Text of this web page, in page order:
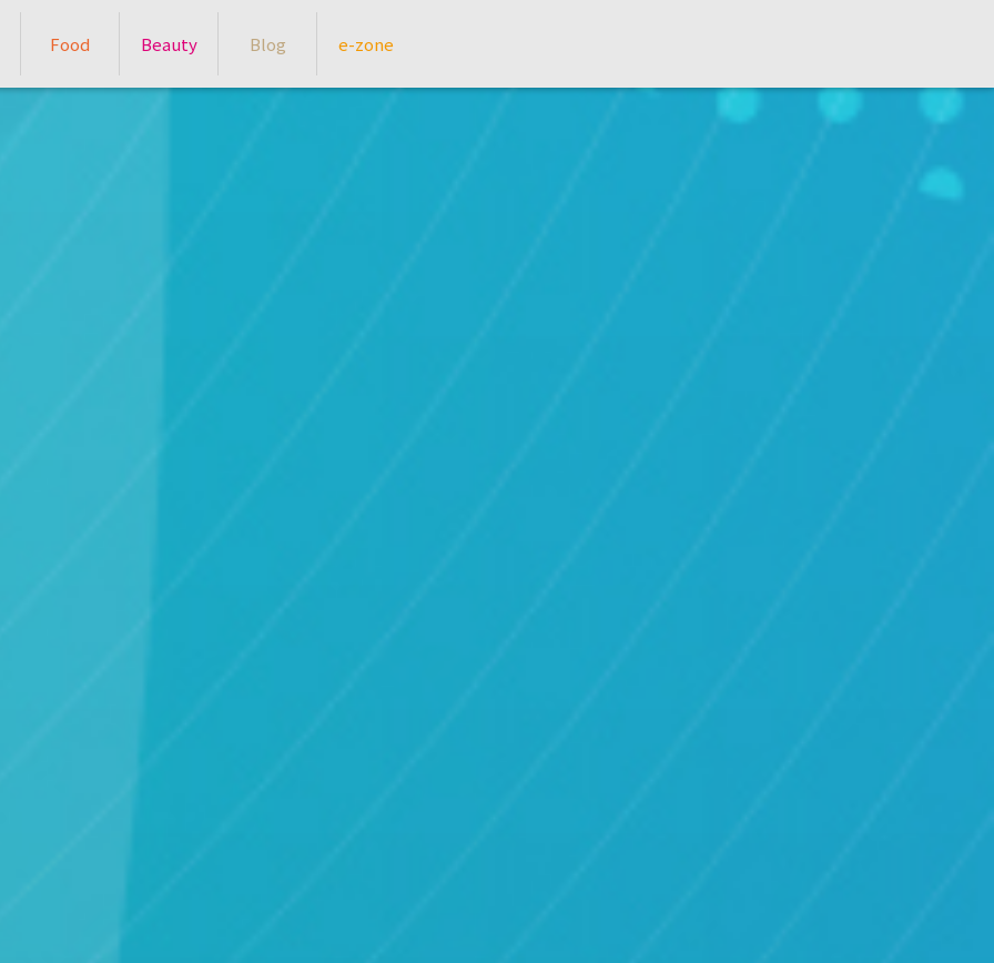
Food Beauty Blog e-zone